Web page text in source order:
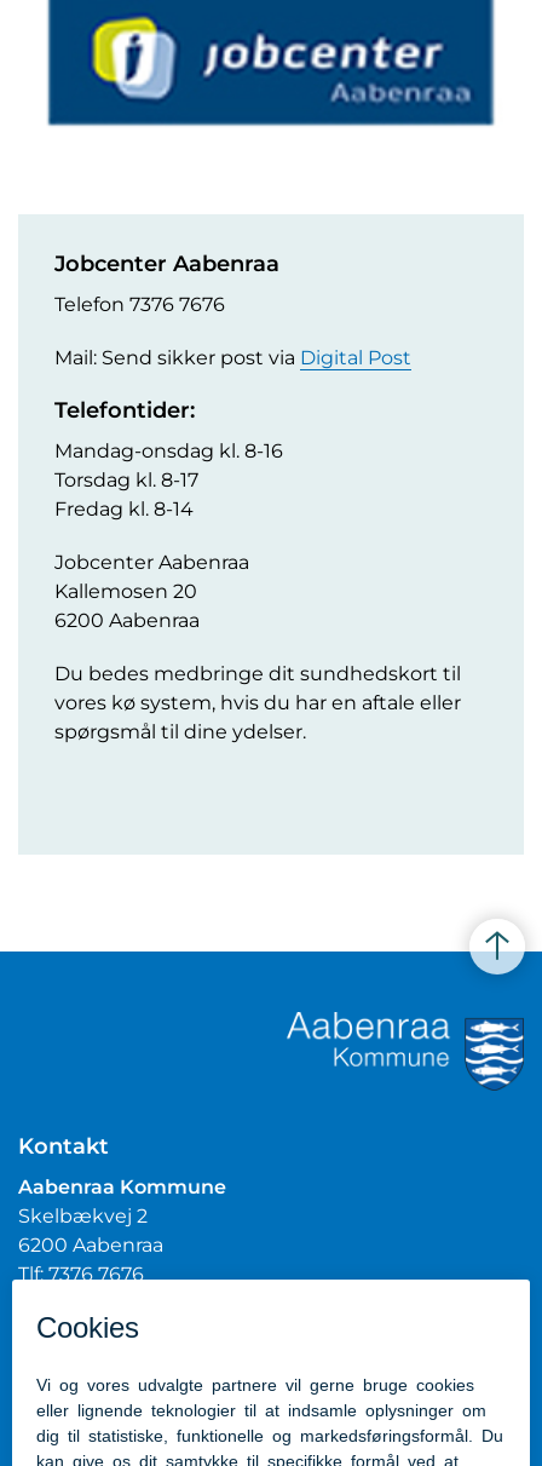
Jobcenter Aabenraa
Telefon 7376 7676
Mail: Send sikker post via Digital Post
Telefontider:
Mandag-onsdag kl. 8-16
Torsdag kl. 8-17
Fredag kl. 8-14
Jobcenter Aabenraa
Kallemosen 20
6200 Aabenraa
Du bedes medbringe dit sundhedskort til
vores kø system, hvis du har en aftale eller
spørgsmål til dine ydelser.
Kontakt
Aabenraa Kommune
Skelbækvej 2
6200 Aabenraa
Tlf: 7376 7676
CVR.nr.: 29189854
Genveje
Kontakt kommunen